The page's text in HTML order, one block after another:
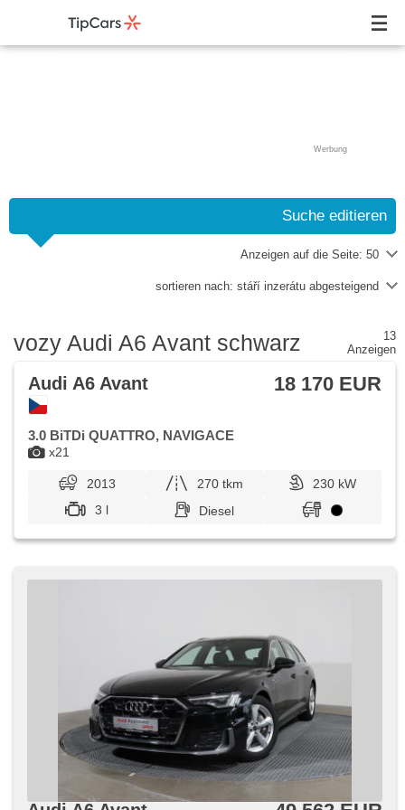
Werbung
Suche editieren
Anzeigen auf die Seite: 50
sortieren nach: stáří inzerátu abgesteigend
vozy Audi A6 Avant schwarz
13
Anzeigen
x21
Audi A6 Avant 18 170 EUR
3.0 BiTDi QUATTRO, NAVIGACE
2013 270 tkm
230 kW
3 l
Diesel